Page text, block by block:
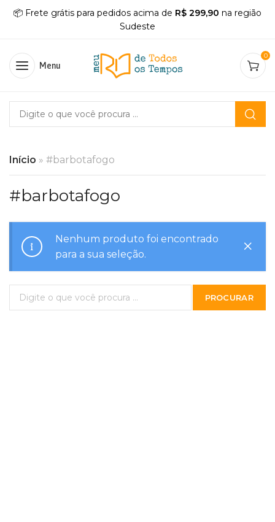
📦 Frete grátis para pedidos acima de R$ 299,90 na região
Sudeste
Menu
0
Início » #barbotafogo
#barbotafogo
Nenhum produto foi encontrado
para a sua seleção.
PROCURAR